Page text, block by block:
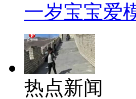
一岁宝宝爱
热点新闻